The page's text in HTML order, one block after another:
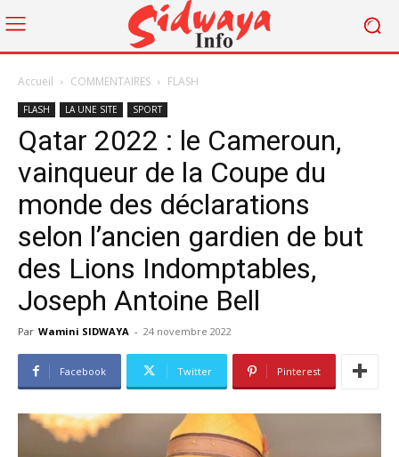
Accueil COMMENTAIRES FLASH
FLASH LA UNE SITE SPORT
Qatar 2022 : le Cameroun,
vainqueur de la Coupe du
monde des déclarations
selon l’ancien gardien de but
des Lions Indomptables,
Joseph Antoine Bell
Par Wamini SIDWAYA - 24 novembre 2022
Facebook Twitter Pinterest